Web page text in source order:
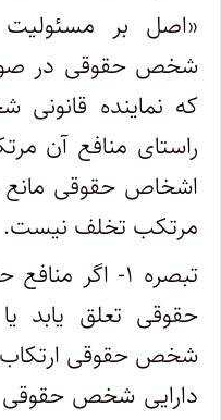
«اصل بر
شخص حقوقی در
که نماینده
راستای منافع آن
اشخاص حقوقی
مرتکب تخلف نیست.
تبصره ۱- اگر
حقوقی تعلق یابد
شخص حقوقی ارتکاب
دارایی شخص